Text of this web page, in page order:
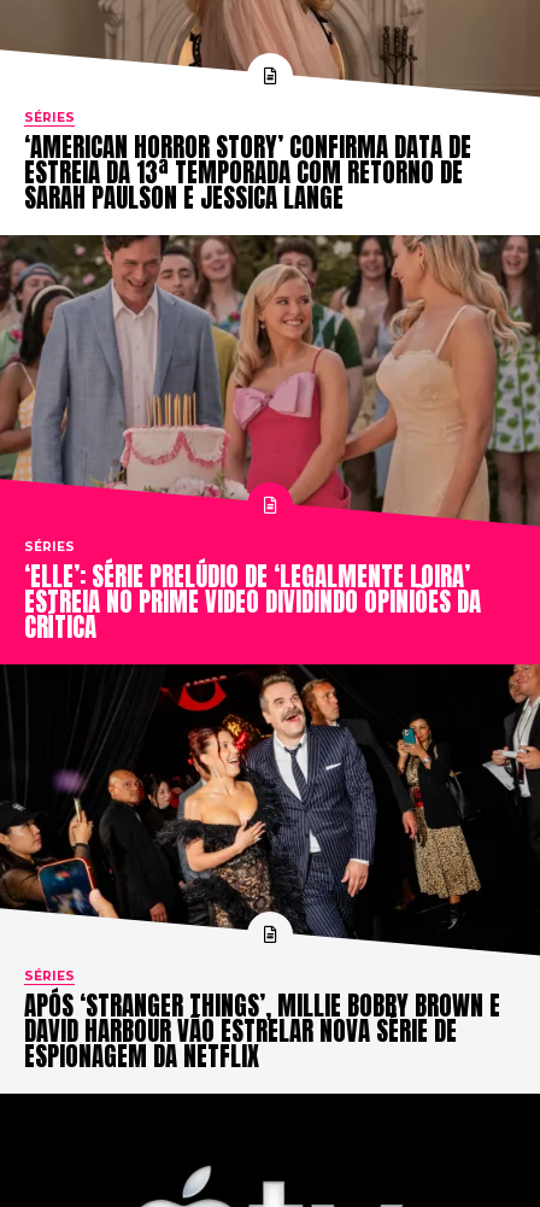
SÉRIES
‘AMERICAN HORROR STORY’ CONFIRMA DATA DE
ESTREIA DA 13ª TEMPORADA COM RETORNO DE
SARAH PAULSON E JESSICA LANGE
SÉRIES
‘ELLE’: SÉRIE PRELÚDIO DE ‘LEGALMENTE LOIRA’
ESTREIA NO PRIME VIDEO DIVIDINDO OPINIÕES DA
CRÍTICA
SÉRIES
APÓS ‘STRANGER THINGS’, MILLIE BOBBY BROWN E
DAVID HARBOUR VÃO ESTRELAR NOVA SÉRIE DE
ESPIONAGEM DA NETFLIX